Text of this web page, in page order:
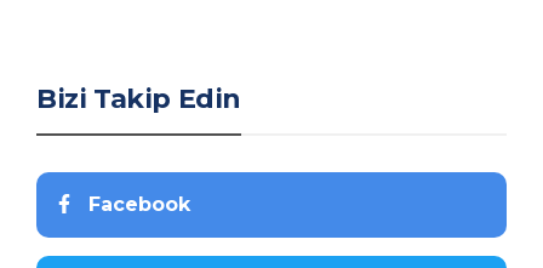
Bizi Takip Edin
Facebook